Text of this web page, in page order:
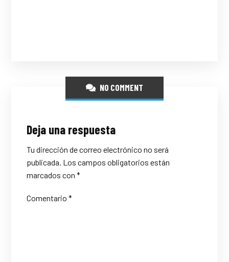
NO COMMENT
Deja una respuesta
Tu dirección de correo electrónico no será
publicada. Los campos obligatorios están
marcados con*
Comentario*